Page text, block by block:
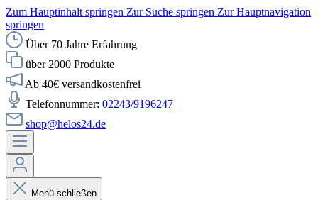
Zum Hauptinhalt springen Zur Suche springen Zur Hauptnavigation
springen
Über 70 Jahre Erfahrung
über 2000 Produkte
Ab 40€ versandkostenfrei
Telefonnummer: 02243/9196247
shop@helos24.de
Menü schließen